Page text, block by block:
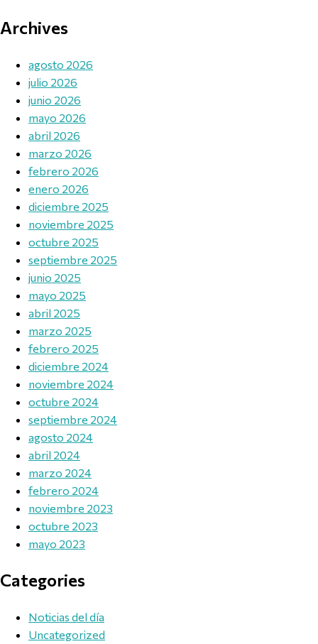
Archives
agosto 2026
julio 2026
junio 2026
mayo 2026
abril 2026
marzo 2026
febrero 2026
enero 2026
diciembre 2025
noviembre 2025
octubre 2025
septiembre 2025
junio 2025
mayo 2025
abril 2025
marzo 2025
febrero 2025
diciembre 2024
noviembre 2024
octubre 2024
septiembre 2024
agosto 2024
abril 2024
marzo 2024
febrero 2024
noviembre 2023
octubre 2023
mayo 2023
Categories
Noticias del día
Uncategorized